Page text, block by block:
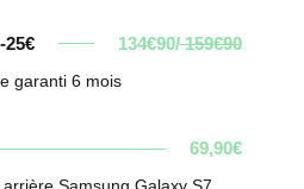
134€90/159€90
garanti 6 mois
69,90€